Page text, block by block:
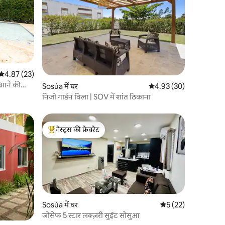
रेटिंग 5 में से 4.87, 23 समीक्षाएँ
4.87 (23)
आने की
Sosúa में घर औसत रेटिंग 5 में से 4.93,
4.93 (30)
निजी गार्डन विला | SOV में शांत ठिकाना
गेस्ट्स का टॉप फ़ेवरेट
गेस्ट्स की फ़ेवरेट
Sosúa में घर औसत रेटिंग 5 में से 5,
5 (22)
जोसेफ 5 स्टार लक्ज़री सुईट सोसुआ